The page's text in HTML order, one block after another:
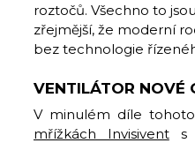
roztočů. Všechno to
zřejmější, že moderní
bez technologie
VENTILÁTOR NOVÉ
V minulém díle
mřížkách Invisivents